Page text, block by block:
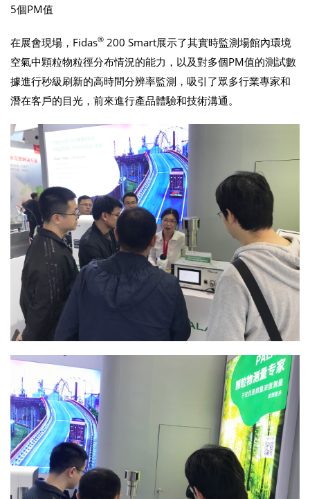
5個PM值
在展會現場，Fidas® 200 Smart展示了其實時監測場館內環境
空氣中顆粒物粒徑分布情況的能力，以及對多個PM值的測試數
據進行秒級刷新的高時間分辨率監測，吸引了眾多行業專家和
潛在客戶的目光，前來進行產品體驗和技術溝通。